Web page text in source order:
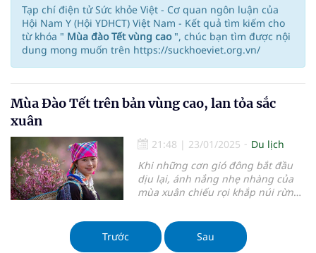
Tạp chí điện tử Sức khỏe Việt - Cơ quan ngôn luận của
Hội Nam Y (Hội YDHCT) Việt Nam - Kết quả tìm kiếm cho
từ khóa " Mùa đào Tết vùng cao ", chúc bạn tìm được nội
dung mong muốn trên https://suckhoeviet.org.vn/
Mùa Đào Tết trên bản vùng cao, lan tỏa sắc
xuân
21:48 | 23/01/2025
Du lịch
Khi những cơn gió đông bắt đầu
dịu lại, ánh nắng nhẹ nhàng của
mùa xuân chiếu rọi khắp núi rừng,
bản vùng cao nở rộ, báo hiệu một
năm mới đang đến gần. Từ các
bản làng Tây Bắc đến những triền
Trước Sau